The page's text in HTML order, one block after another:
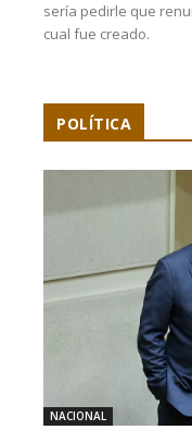
sería pedirle que
cual fue creado.
POLÍTICA
NACIONAL